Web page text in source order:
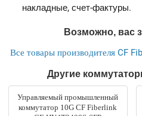
накладные, счет-фактуры.
Возможно, вас
Все товары производителя CF
Другие
Управляемый промышленный
коммутатор 10G CF Fiberlink